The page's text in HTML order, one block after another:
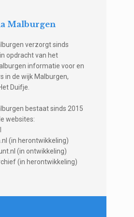
Malburgen
verzorgt sinds
opdracht van het
informatie voor en
in de wijk Malburgen,
Duifje.
bestaat sinds 2015
websites:
(in herontwikkeling)
(in ontwikkeling)
(in herontwikkeling)